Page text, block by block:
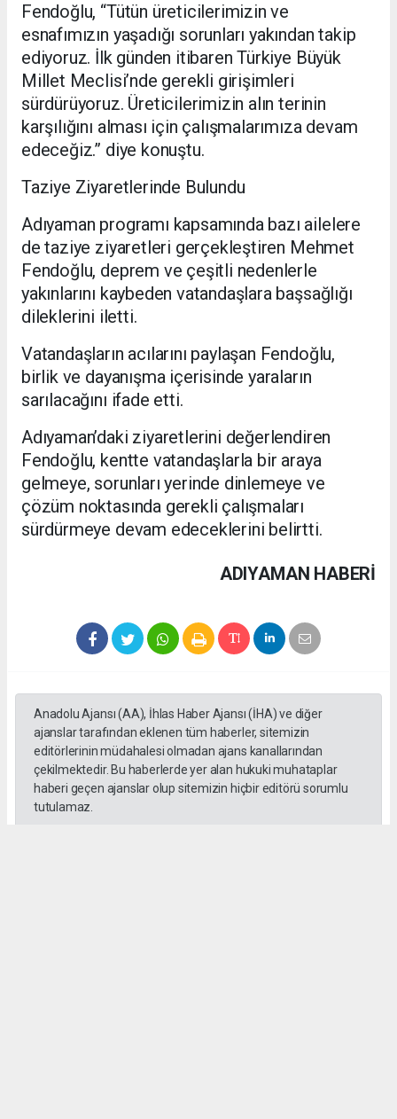
Fendoğlu, “Tütün üreticilerimizin ve
esnafımızın yaşadığı sorunları yakından takip
ediyoruz. İlk günden itibaren Türkiye Büyük
Millet Meclisi’nde gerekli girişimleri
sürdürüyoruz. Üreticilerimizin alın terinin
karşılığını alması için çalışmalarımıza devam
edeceğiz.” diye konuştu.
Taziye Ziyaretlerinde Bulundu
Adıyaman programı kapsamında bazı ailelere
de taziye ziyaretleri gerçekleştiren Mehmet
Fendoğlu, deprem ve çeşitli nedenlerle
yakınlarını kaybeden vatandaşlara başsağlığı
dileklerini iletti.
Vatandaşların acılarını paylaşan Fendoğlu,
birlik ve dayanışma içerisinde yaraların
sarılacağını ifade etti.
Adıyaman’daki ziyaretlerini değerlendiren
Fendoğlu, kentte vatandaşlarla bir araya
gelmeye, sorunları yerinde dinlemeye ve
çözüm noktasında gerekli çalışmaları
sürdürmeye devam edeceklerini belirtti.
ADIYAMAN HABERİ
Anadolu Ajansı (AA), İhlas Haber Ajansı (İHA) ve diğer
ajanslar tarafından eklenen tüm haberler, sitemizin
editörlerinin müdahalesi olmadan ajans kanallarından
çekilmektedir. Bu haberlerde yer alan hukuki muhataplar
haberi geçen ajanslar olup sitemizin hiçbir editörü sorumlu
tutulamaz.